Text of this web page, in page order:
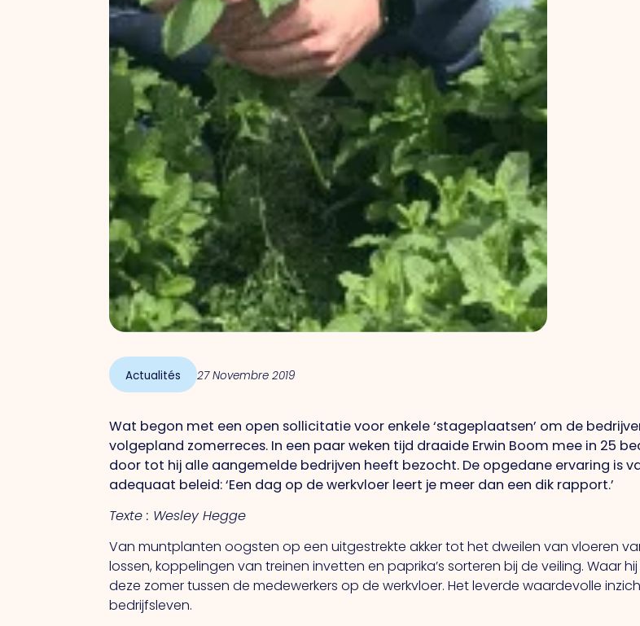
Actualités 27 Novembre 2019
Wat begon met een open sollicitatie voor enkele ‘stageplaatsen’ om de
volgepland zomerreces. In een paar weken tijd draaide Erwin Boom mee in 25
door tot hij alle aangemelde bedrijven heeft bezocht. De opgedane ervaring is
adequaat beleid: ‘Een dag op de werkvloer leert je meer dan een dik rapport.’
Texte : Wesley Hegge
Van muntplanten oogsten op een uitgestrekte akker tot het dweilen van vloeren
lossen, koppelingen van treinen invetten en paprika’s sorteren bij de veiling. Waar
deze zomer tussen de medewerkers op de werkvloer. Het leverde waardevolle
bedrijfsleven.